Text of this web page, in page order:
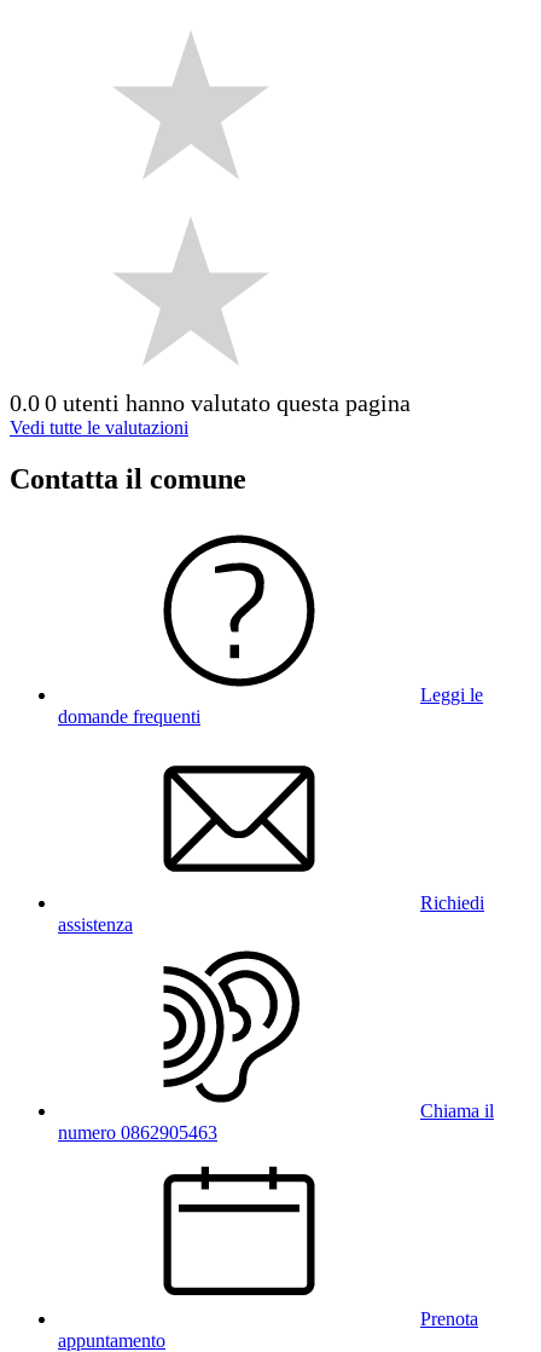
0.00 utenti hanno valutato questa pagina
Vedi tutte le valutazioni
Contatta il comune
Leggi le
domande frequenti
Richiedi
assistenza
Chiama il
numero 0862905463
Prenota
appuntamento